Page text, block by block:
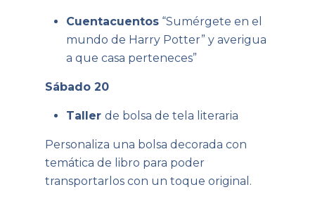
Cuentacuentos “Sumérgete en el
mundo de Harry Potter” y averigua
a que casa perteneces”
Sábado 20
Taller de bolsa de tela literaria
Personaliza una bolsa decorada con
temática de libro para poder
transportarlos con un toque original.